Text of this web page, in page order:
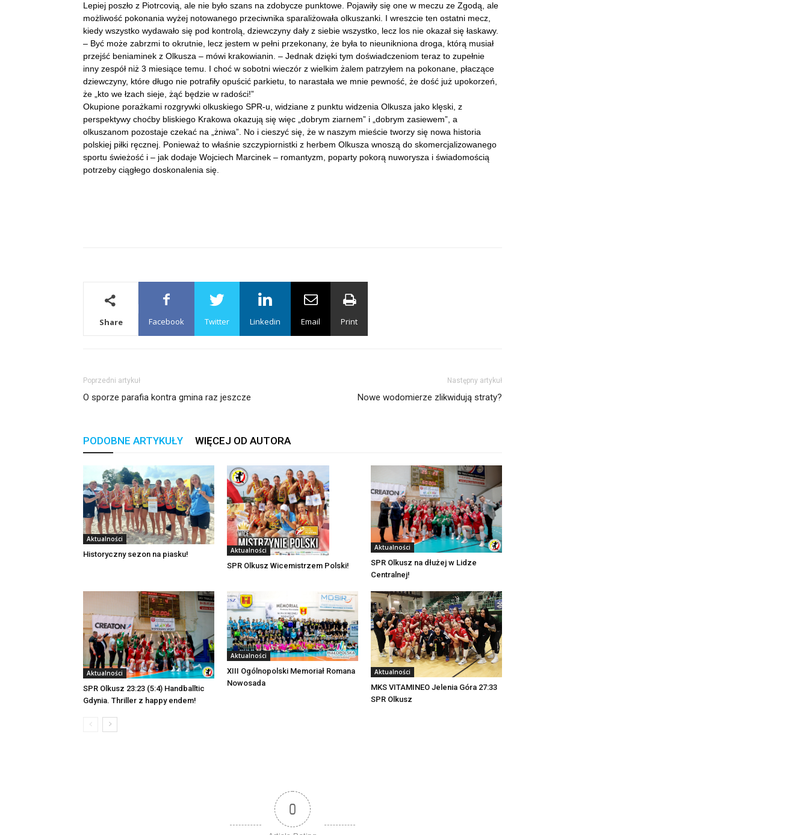
Lepiej poszło z Piotrcovią, ale nie było szans na zdobycze punktowe. Pojawiły się one w meczu ze Zgodą, ale
możliwość pokonania wyżej notowanego przeciwnika sparaliżowała olkuszanki. I wreszcie ten ostatni mecz,
kiedy wszystko wydawało się pod kontrolą, dziewczyny dały z siebie wszystko, lecz los nie okazał się łaskawy.
– Być może zabrzmi to okrutnie, lecz jestem w pełni przekonany, że była to nieunikniona droga, którą musiał
przejść beniaminek z Olkusza – mówi krakowianin. – Jednak dzięki tym doświadczeniom teraz to zupełnie
inny zespół niż 3 miesiące temu. I choć w sobotni wieczór z wielkim żalem patrzyłem na pokonane, płaczące
dziewczyny, które długo nie potrafiły opuścić parkietu, to narastała we mnie pewność, że dość już upokorzeń,
że „kto we łzach sieje, żąć będzie w radości!”
Okupione porażkami rozgrywki olkuskiego SPR-u, widziane z punktu widzenia Olkusza jako klęski, z
perspektywy choćby bliskiego Krakowa okazują się więc „dobrym ziarnem” i „dobrym zasiewem”, a
olkuszanom pozostaje czekać na „żniwa”. No i cieszyć się, że w naszym mieście tworzy się nowa historia
polskiej piłki ręcznej. Ponieważ to właśnie szczypiornistki z herbem Olkusza wnoszą do skomercjalizowanego
sportu świeżość i – jak dodaje Wojciech Marcinek – romantyzm, poparty pokorą nuworysza i świadomością
potrzeby ciągłego doskonalenia się.
Share Facebook Twitter Linkedin Email Print
Poprzedni artykuł
O sporze parafia kontra gmina raz jeszcze
Następny artykuł
Nowe wodomierze zlikwidują straty?
PODOBNE ARTYKUŁY WIĘCEJ OD AUTORA
Aktualności
Historyczny sezon na piasku! Aktualności
SPR Olkusz Wicemistrzem Polski!
Aktualności
SPR Olkusz na dłużej w Lidze
Centralnej!
Aktualności
SPR Olkusz 23:23 (5:4) Handballtic
Gdynia. Thriller z happy endem!
Aktualności
XIII Ogólnopolski Memoriał Romana
Nowosada
Aktualności
MKS VITAMINEO Jelenia Góra 27:33
SPR Olkusz
0